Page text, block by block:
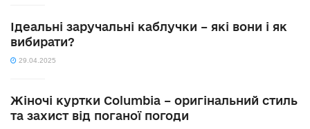
Ідеальні заручальні каблучки – які вони і як
вибирати?
29.04.2025
Жіночі куртки Columbia – оригінальний стиль
та захист від поганої погоди